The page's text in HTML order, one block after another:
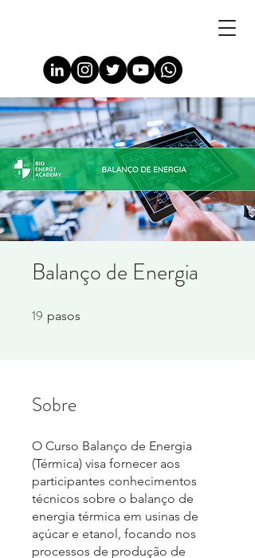
Balanço de Energia
19 pasos
Sobre
O Curso Balanço de Energia
(Térmica) visa fornecer aos
participantes conhecimentos
técnicos sobre o balanço de
energia térmica em usinas de
açúcar e etanol, focando nos
processos de produção de